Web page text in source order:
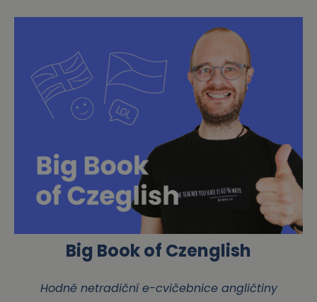
Big Book of Czenglish
Hodně netradiční e-cvičebnice angličtiny